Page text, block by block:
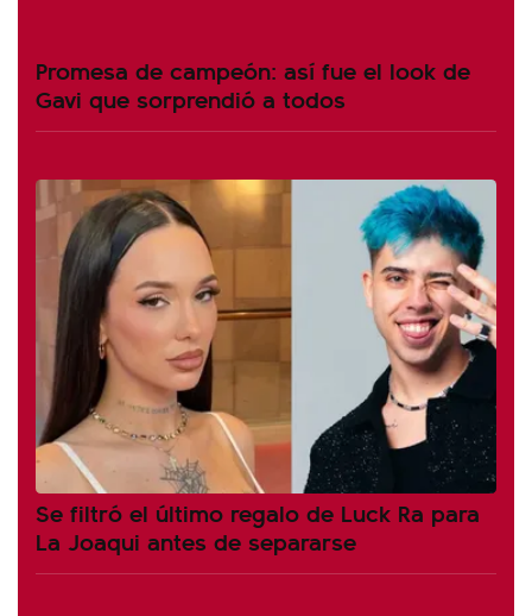
Promesa de campeón: así fue el look de
Gavi que sorprendió a todos
Se filtró el último regalo de Luck Ra para
La Joaqui antes de separarse